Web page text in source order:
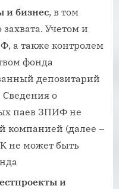
и бизнес, в том
Учетом и
а также контролем
фонда
депозитарий
Сведения о
паев ЗПИФ не
компанией (далее –
не может быть
и